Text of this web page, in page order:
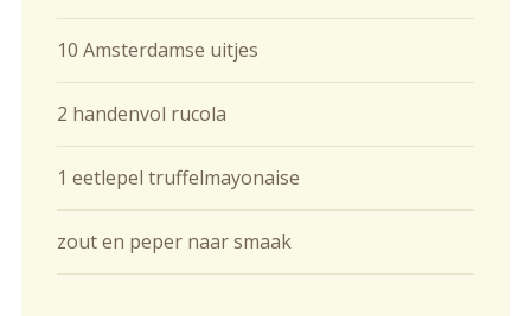
10 Amsterdamse uitjes
2 handenvol rucola
1 eetlepel truffelmayonaise
zout en peper naar smaak